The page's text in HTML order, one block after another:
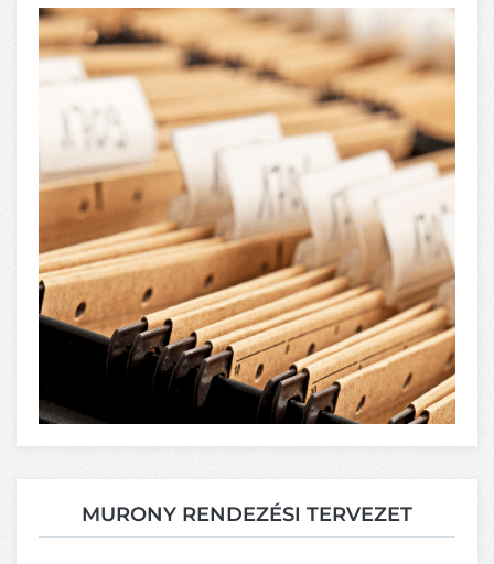
MURONY RENDEZÉSI TERVEZET